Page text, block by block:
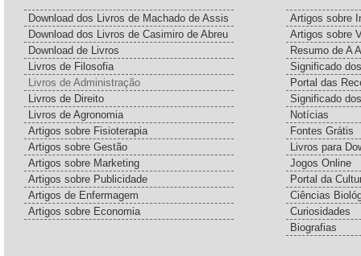
Download dos Livros de Machado de Assis
Download dos Livros de Casimiro de Abreu
Download de Livros
Livros de Filosofia
Livros de Administração
Livros de Direito
Livros de Agronomia
Artigos sobre Fisioterapia
Artigos sobre Gestão
Artigos sobre Marketing
Artigos sobre Publicidade
Artigos de Enfermagem
Artigos sobre Economia
Artigos sobre
Artigos sobre
Resumo de A
Significado
Portal das
Significado
Notícias
Fontes Grátis
Livros para
Jogos Online
Portal da
Ciências
Curiosidades
Biografias